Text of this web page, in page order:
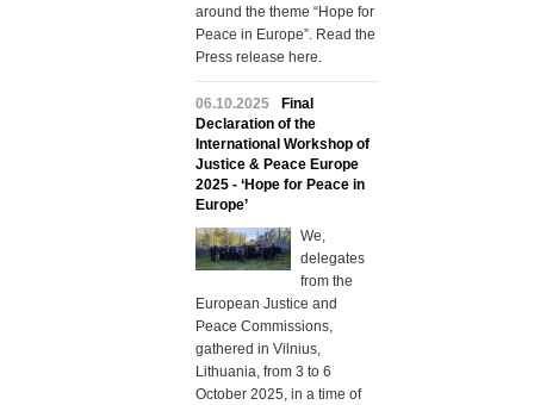
around the theme “Hope for
Peace in Europe”. Read the
Press release here.
06.10.2025
Final
Declaration of the
International Workshop of
Justice & Peace Europe
2025 - ‘Hope for Peace in
Europe’
We,
delegates
from the
European Justice and
Peace Commissions,
gathered in Vilnius,
Lithuania, from 3 to 6
October 2025, in a time of